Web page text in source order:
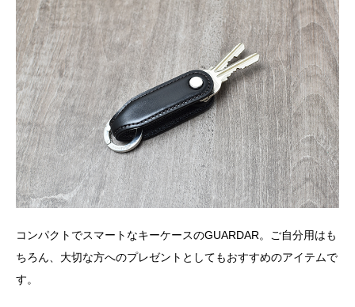
コンパクトでスマートなキーケースのGUARDAR。ご自分用はも
ちろん、大切な方へのプレゼントとしてもおすすめのアイテムで
す。